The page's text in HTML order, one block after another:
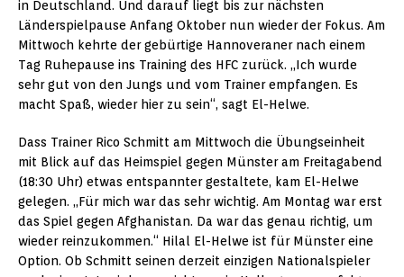
in Deutschland. Und darauf liegt bis zur nächsten
Länderspielpause Anfang Oktober nun wieder der Fokus. Am
Mittwoch kehrte der gebürtige Hannoveraner nach einem
Tag Ruhepause ins Training des HFC zurück. „Ich wurde
sehr gut von den Jungs und vom Trainer empfangen. Es
macht Spaß, wieder hier zu sein“, sagt El-Helwe.
Dass Trainer Rico Schmitt am Mittwoch die Übungseinheit
mit Blick auf das Heimspiel gegen Münster am Freitagabend
(18:30 Uhr) etwas entspannter gestaltete, kam El-Helwe
gelegen. „Für mich war das sehr wichtig. Am Montag war erst
das Spiel gegen Afghanistan. Da war das genau richtig, um
wieder reinzukommen.“ Hilal El-Helwe ist für Münster eine
Option. Ob Schmitt seinen derzeit einzigen Nationalspieler